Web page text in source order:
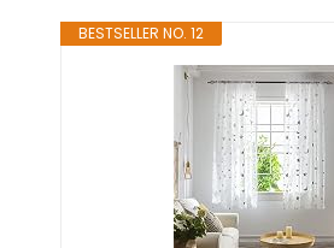
BESTSELLER NO. 12